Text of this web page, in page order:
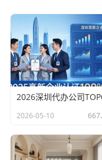
2026-05-10 667